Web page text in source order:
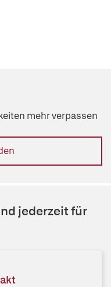
mehr verpassen
jederzeit für